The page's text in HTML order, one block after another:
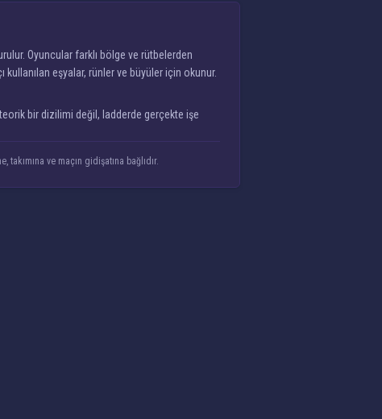
Oyuncular farklı bölge ve rütbelerden
eşyalar, rünler ve büyüler için okunur.
bir dizilimi değil, ladderde gerçekte işe
ve maçın gidişatına bağlıdır.